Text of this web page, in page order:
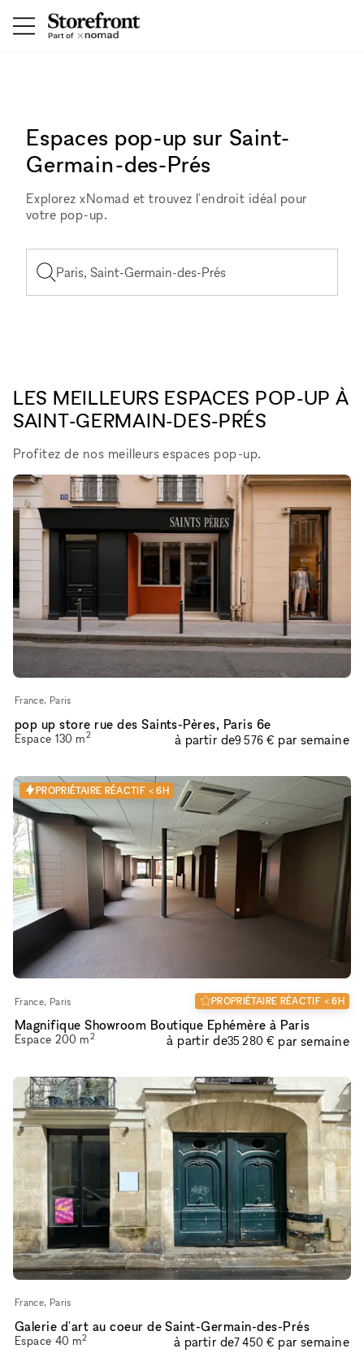
Espaces pop-up sur Saint-
Germain-des-Prés
Explorez xNomad et trouvez l'endroit idéal pour
votre pop-up.
Paris, Saint-Germain-des-Prés
LES MEILLEURS ESPACES POP-UP À
SAINT-GERMAIN-DES-PRÉS
Profitez de nos meilleurs espaces pop-up.
France, Paris
pop up store rue des Saints-Pères, Paris 6e
Espace 130 m2 à partir de9 576 € par semaine
PROPRIÉTAIRE RÉACTIF < 6H
France, Paris PROPRIÉTAIRE RÉACTIF < 6H
Magnifique Showroom Boutique Ephémère à Paris
Espace 200 m2 à partir de35 280 € par semaine
France, Paris
Galerie d'art au coeur de Saint-Germain-des-Prés
Espace 40 m2 à partir de7 450 € par semaine